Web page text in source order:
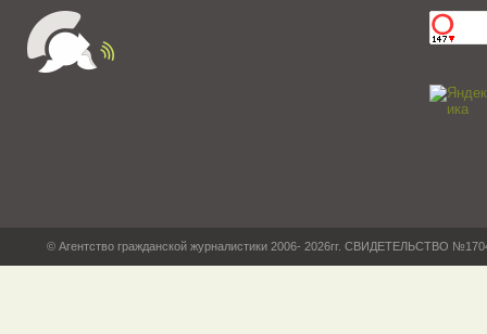
© Агентство гражданской журналистики 2006- 2026гг. СВИДЕТЕЛЬСТВО